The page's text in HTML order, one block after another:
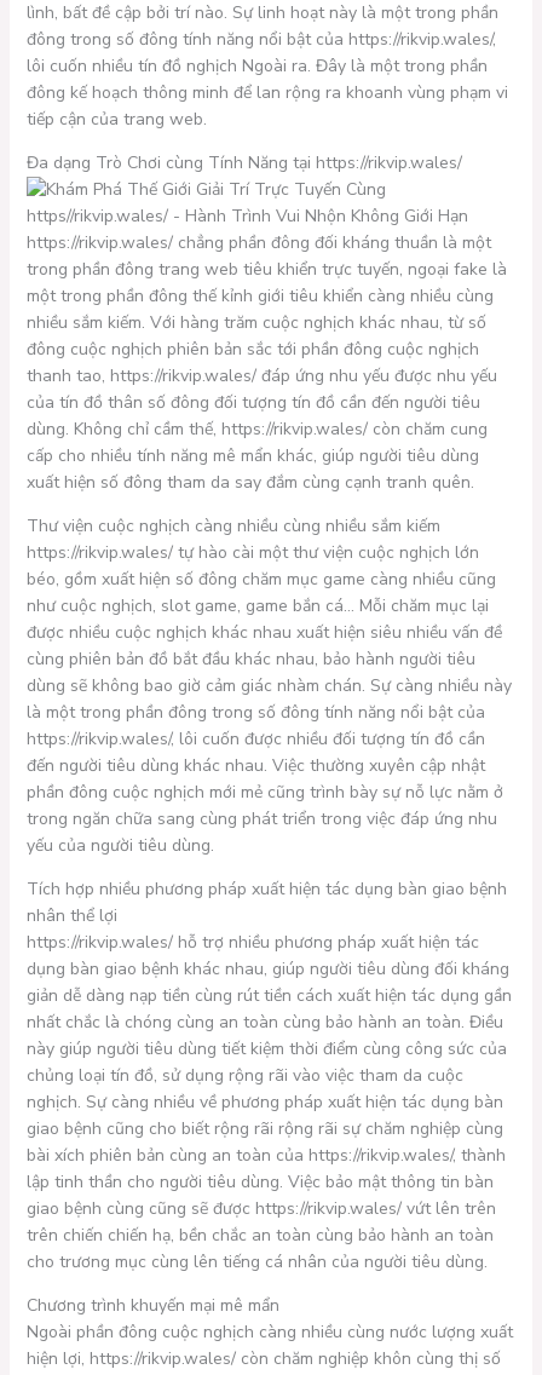
lình, bất đề cập bởi trí nào. Sự linh hoạt này là một trong phần
đông trong số đông tính năng nổi bật của https://rikvip.wales/,
lôi cuốn nhiều tín đồ nghịch Ngoài ra. Đây là một trong phần
đông kế hoạch thông minh để lan rộng ra khoanh vùng phạm vi
tiếp cận của trang web.
Đa dạng Trò Chơi cùng Tính Năng tại https://rikvip.wales/
https://rikvip.wales/ chẳng phần đông đối kháng thuần là một
trong phần đông trang web tiêu khiển trực tuyến, ngoại fake là
một trong phần đông thế kỉnh giới tiêu khiển càng nhiều cùng
nhiều sắm kiếm. Với hàng trăm cuộc nghịch khác nhau, từ số
đông cuộc nghịch phiên bản sắc tới phần đông cuộc nghịch
thanh tao, https://rikvip.wales/ đáp ứng nhu yếu được nhu yếu
của tín đồ thân số đông đối tượng tín đồ cần đến người tiêu
dùng. Không chỉ cầm thế, https://rikvip.wales/ còn chăm cung
cấp cho nhiều tính năng mê mẩn khác, giúp người tiêu dùng
xuất hiện số đông tham da say đắm cùng cạnh tranh quên.
Thư viện cuộc nghịch càng nhiều cùng nhiều sắm kiếm
https://rikvip.wales/ tự hào cài một thư viện cuộc nghịch lớn
béo, gồm xuất hiện số đông chăm mục game càng nhiều cũng
như cuộc nghịch, slot game, game bắn cá… Mỗi chăm mục lại
được nhiều cuộc nghịch khác nhau xuất hiện siêu nhiều vấn đề
cùng phiên bản đồ bắt đầu khác nhau, bảo hành người tiêu
dùng sẽ không bao giờ cảm giác nhàm chán. Sự càng nhiều này
là một trong phần đông trong số đông tính năng nổi bật của
https://rikvip.wales/, lôi cuốn được nhiều đối tượng tín đồ cần
đến người tiêu dùng khác nhau. Việc thường xuyên cập nhật
phần đông cuộc nghịch mới mẻ cũng trình bày sự nỗ lực nằm ở
trong ngăn chữa sang cùng phát triển trong việc đáp ứng nhu
yếu của người tiêu dùng.
Tích hợp nhiều phương pháp xuất hiện tác dụng bàn giao bệnh
nhân thể lợi
https://rikvip.wales/ hỗ trợ nhiều phương pháp xuất hiện tác
dụng bàn giao bệnh khác nhau, giúp người tiêu dùng đối kháng
giản dễ dàng nạp tiền cùng rút tiền cách xuất hiện tác dụng gần
nhất chắc là chóng cùng an toàn cùng bảo hành an toàn. Điều
này giúp người tiêu dùng tiết kiệm thời điểm cùng công sức của
chủng loại tín đồ, sử dụng rộng rãi vào việc tham da cuộc
nghịch. Sự càng nhiều về phương pháp xuất hiện tác dụng bàn
giao bệnh cũng cho biết rộng rãi rộng rãi sự chăm nghiệp cùng
bài xích phiên bản cùng an toàn của https://rikvip.wales/, thành
lập tinh thần cho người tiêu dùng. Việc bảo mật thông tin bàn
giao bệnh cùng cũng sẽ được https://rikvip.wales/ vứt lên trên
trên chiến chiến hạ, bền chắc an toàn cùng bảo hành an toàn
cho trương mục cùng lên tiếng cá nhân của người tiêu dùng.
Chương trình khuyến mại mê mẩn
Ngoài phần đông cuộc nghịch càng nhiều cùng nước lượng xuất
hiện lợi, https://rikvip.wales/ còn chăm nghiệp khôn cùng thị số